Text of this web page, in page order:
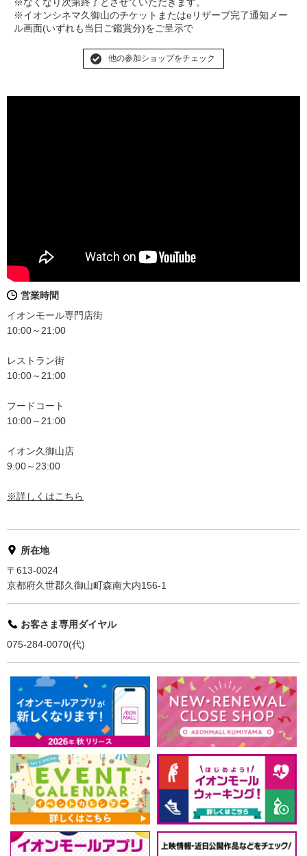
※イオンシネマ久御山のチケットまたはeリザーブ完了通知メー
ル画面(いずれも当日ご鑑賞分)をご呈示で
他の参加ショップをチェック
営業時間
イオンモール専門店街
10:00～21:00
レストラン街
10:00～21:00
フードコート
10:00～21:00
イオン久御山店
9:00～23:00
※詳しくはこちら
所在地
〒613-0024
京都府久世郡久御山町森南大内156-1
お客さま専用ダイヤル
075-284-0070(代)